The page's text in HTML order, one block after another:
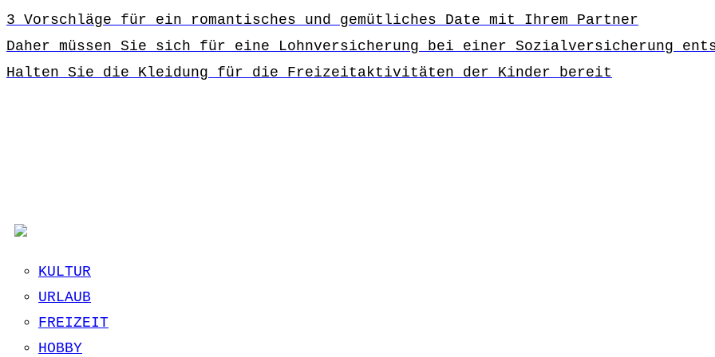
3 Vorschläge für ein romantisches und gemütliches Date mit Ihrem Partner
Daher müssen Sie sich für eine Lohnversicherung bei einer Sozialversicherung
Halten Sie die Kleidung für die Freizeitaktivitäten der Kinder bereit
KULTUR
URLAUB
FREIZEIT
HOBBY